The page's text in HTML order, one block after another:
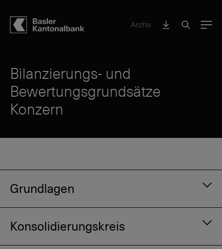
Archiv Menu
Bilanzierungs- und
Bewertungsgrundsätze
Konzern
Grundlagen
Konsolidierungskreis